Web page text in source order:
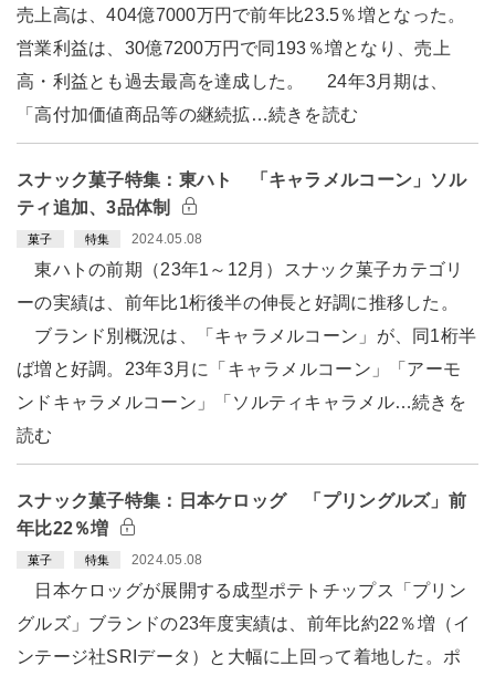
売上高は、404億7000万円で前年比23.5％増となった。
営業利益は、30億7200万円で同193％増となり、売上
高・利益とも過去最高を達成した。 24年3月期は、
「高付加価値商品等の継続拡…続きを読む
スナック菓子特集：東ハト 「キャラメルコーン」ソル
ティ追加、3品体制
菓子 特集 2024.05.08
東ハトの前期（23年1～12月）スナック菓子カテゴリ
ーの実績は、前年比1桁後半の伸長と好調に推移した。
ブランド別概況は、「キャラメルコーン」が、同1桁半
ば増と好調。23年3月に「キャラメルコーン」「アーモ
ンドキャラメルコーン」「ソルティキャラメル…続きを
読む
スナック菓子特集：日本ケロッグ 「プリングルズ」前
年比22％増
菓子 特集 2024.05.08
日本ケロッグが展開する成型ポテトチップス「プリン
グルズ」ブランドの23年度実績は、前年比約22％増（イ
ンテージ社SRIデータ）と大幅に上回って着地した。ポ